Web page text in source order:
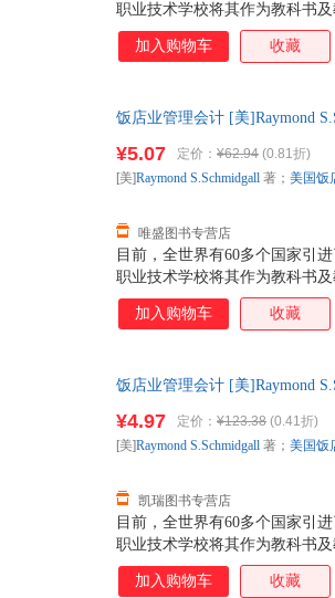
职业技术学校将其作为教科书
机构为饭店35个重要岗位颁发
最高的专业等级。中国旅游出
和管理的专业水准。
加入购物车 收藏
饭店业管理会计 [美]Raymond
目前，全世界有60多个国家引
职业技术学校将其作为教科书
机构为饭店35个重要岗位颁发
最高的专业等级。中国旅游出
和管理的专业水准。
¥5.07 定价： ¥62.94 (0.81折)
唯盛图书专营店
[美]Raymond S.Schmidgall 著； 美国饭
加入购物车 收藏
饭店业管理会计 [美]Raymond
目前，全世界有60多个国家引
职业技术学校将其作为教科书
机构为饭店35个重要岗位颁发
最高的专业等级。中国旅游出
¥4.97 定价： ¥123.38 (0.41折)
凯瑞图书专营店
[美]Raymond S.Schmidgall 著； 美国饭
加入购物车 收藏